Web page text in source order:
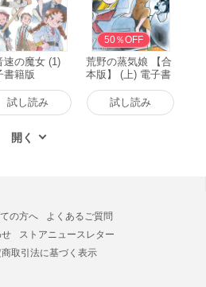
速の魔女 (1)
書籍版
試し読み
50％OFF
荒野の蒸気娘 【合
本版】 (上) 電子書
籍版
試し読み
の方へ
よくあるご質問
ストアニュースレター
取引法に基づく表示